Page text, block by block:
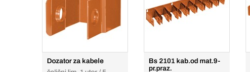
Dozator za kabele
Bs 2101 kab.od mat.9-
pr.praz.